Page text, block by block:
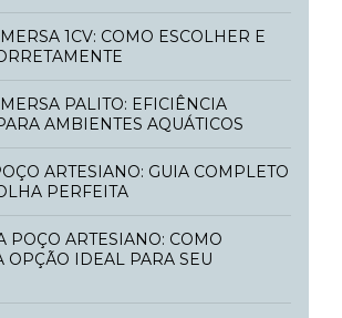
AMBIENTES AQUÁTICOS
PERFEITA
OPÇÃO IDEAL PARA SEU